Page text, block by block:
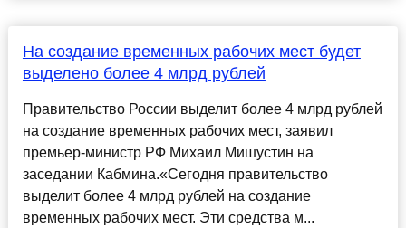
На создание временных рабочих мест будет
выделено более 4 млрд рублей
Правительство России выделит более 4 млрд рублей
на создание временных рабочих мест, заявил
премьер-министр РФ Михаил Мишустин на
заседании Кабмина.«Сегодня правительство
выделит более 4 млрд рублей на создание
временных рабочих мест. Эти средства м...